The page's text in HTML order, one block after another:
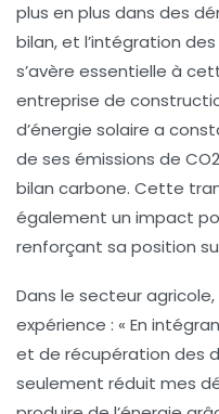
plus en plus dans des
bilan, et l’intégration des
s’avère essentielle à
entreprise de
d’énergie solaire a
de ses émissions de
bilan carbone. Cette
également un impact
renforçant sa position
Dans le secteur
expérience : « En
et de récupération des
seulement réduit mes